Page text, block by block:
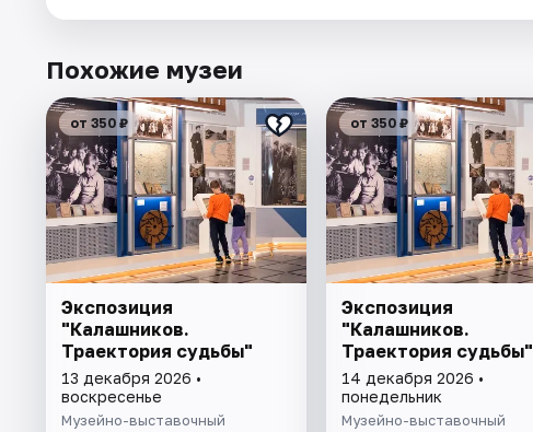
Похожие музеи
от 350 ₽
Экспозиция
"Калашников.
Траектория судьбы"
13 декабря 2026 •
воскресенье
Музейно-выставочный
от 350 ₽
Экспозиция
"Калашников.
Траектория судьбы"
14 декабря 2026 •
понедельник
Музейно-выставочный